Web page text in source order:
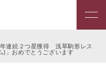
連続２つ星獲得 浅草駒形レス
」おめでとうございます